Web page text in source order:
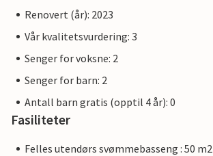
Renovert (år): 2023
Vår kvalitetsvurdering: 3
Senger for voksne: 2
Senger for barn: 2
Antall barn gratis (opptil 4 år): 0
Fasiliteter
Felles utendørs svømmebasseng : 50 m2